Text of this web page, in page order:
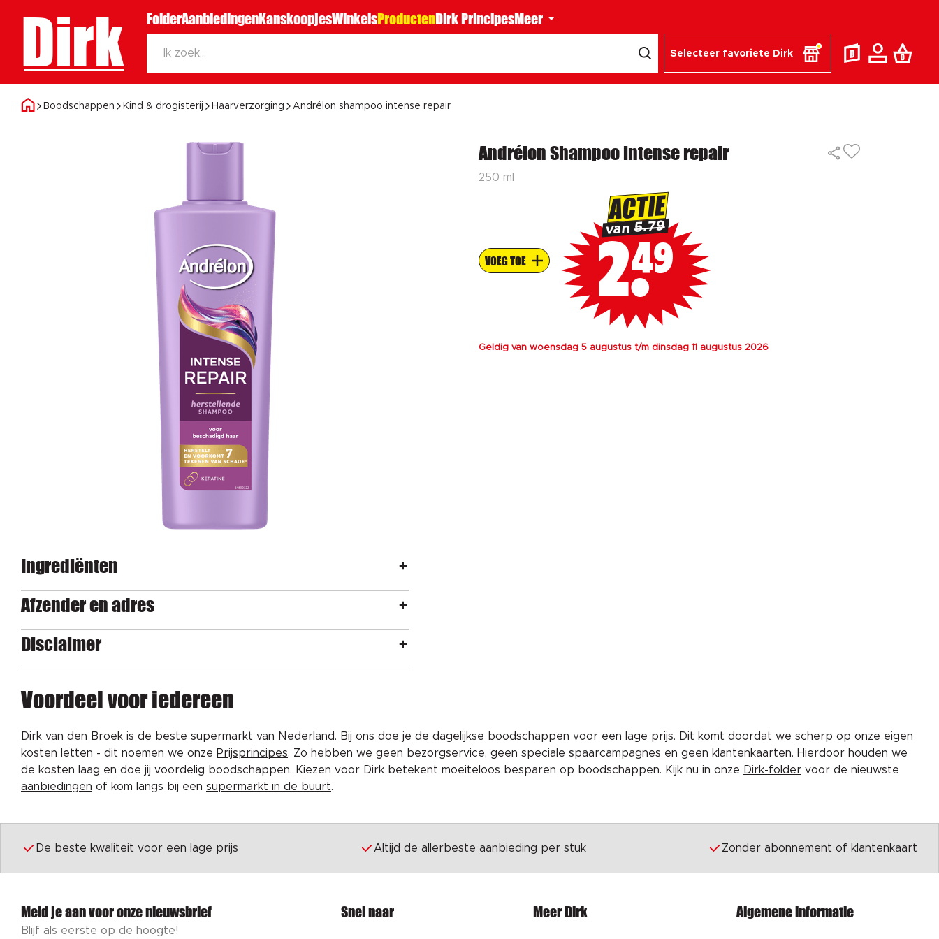
Dirk FolderAanbiedingenKanskoopjesWinkelsProductenDirk PrincipesMeer
Selecteer favoriete Dirk
Boodschappen Kind & drogisterij Haarverzorging Andrélon shampoo intense repair
Andrélon Shampoo intense repair
250 ml
VOEG TOE
ACTIE
van5.79
249
Geldig van woensdag 5 augustus t/m dinsdag 11 augustus 2026
Ingrediënten
Afzender en adres
Disclaimer
Voordeel voor iedereen
Dirk van den Broek is de beste supermarkt van Nederland. Bij ons doe je de dagelijkse boodschappen voor een lage prijs. Dit komt doordat we scherp op onze eigen
kosten letten - dit noemen we onze Prijsprincipes. Zo hebben we geen bezorgservice, geen speciale spaarcampagnes en geen klantenkaarten. Hierdoor houden we
de kosten laag en doe jij voordelig boodschappen. Kiezen voor Dirk betekent moeiteloos besparen op boodschappen. Kijk nu in onze Dirk-folder voor de nieuwste
aanbiedingen of kom langs bij een supermarkt in de buurt.
De beste kwaliteit voor een lage prijs Altijd de allerbeste aanbieding per stuk Zonder abonnement of klantenkaart
Meld je aan voor onze nieuwsbrief
Blijf als eerste op de hoogte!
Snel naar Meer Dirk Algemene informatie